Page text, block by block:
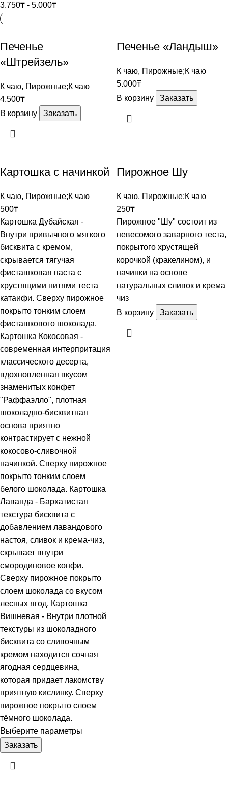
3.750₸ - 5.000₸
Печенье
«Штрейзель»
К чаю, Пирожные;К чаю
4.500₸
В корзину
Заказать
Печенье «Ландыш»
К чаю, Пирожные;К чаю
5.000₸
В корзину
Заказать
Картошка с начинкой
К чаю, Пирожные;К чаю
500₸
Картошка Дубайская -
Внутри привычного мягкого
бисквита с кремом,
скрывается тягучая
фисташковая паста с
хрустящими нитями теста
катаифи. Сверху пирожное
покрыто тонким слоем
фисташкового шоколада.
Картошка Кокосовая -
современная интерпритация
классического десерта,
вдохновленная вкусом
знаменитых конфет
"Раффаэлло", плотная
шоколадно-бисквитная
основа приятно
контрастирует с нежной
кокосово-сливочной
начинкой. Сверху пирожное
покрыто тонким слоем
белого шоколада. Картошка
Лаванда - Бархатистая
текстура бисквита с
добавлением лавандового
настоя, сливок и крема-чиз,
скрывает внутри
смородиновое конфи.
Сверху пирожное покрыто
слоем шоколада со вкусом
лесных ягод. Картошка
Вишневая - Внутри плотной
текстуры из шоколадного
бисквита со сливочным
кремом находится сочная
ягодная сердцевина,
которая придает лакомству
приятную кислинку. Сверху
пирожное покрыто слоем
тёмного шоколада.
Выберите параметры
Заказать
Пирожное Шу
К чаю, Пирожные;К чаю
250₸
Пирожное "Шу" состоит из
невесомого заварного теста,
покрытого хрустящей
корочкой (кракелином), и
начинки на основе
натуральных сливок и крема
чиз
В корзину
Заказать